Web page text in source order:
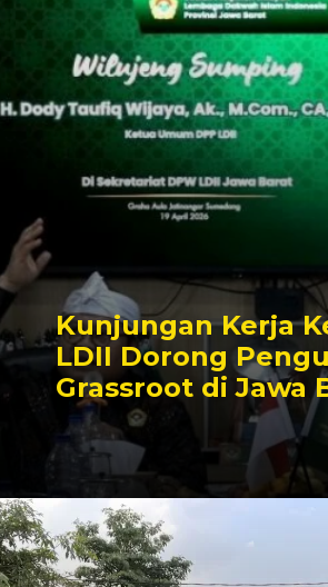
Kunjungan Kerja
LDII Dorong
Grassroot di Jawa